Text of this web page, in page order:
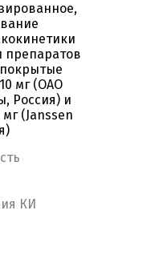
препаратов
мг (ОАО
Россия) и
(Janssen
КИ